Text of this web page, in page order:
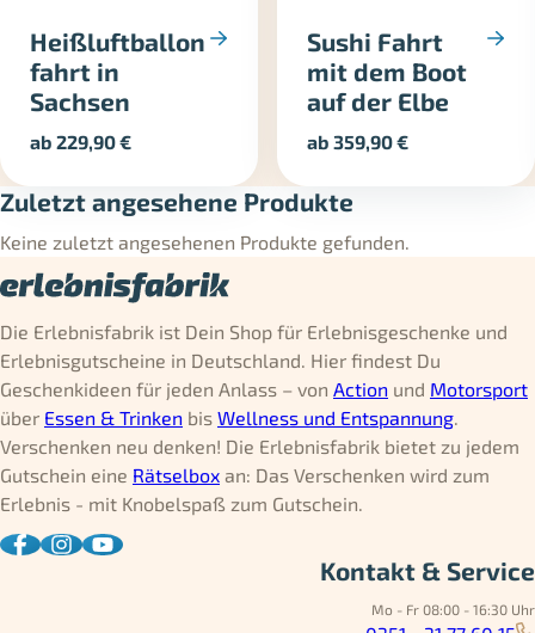
Heißluftballon
fahrt in
Sachsen
ab229,90€
Sushi Fahrt
mit dem Boot
auf der Elbe
ab359,90€
Zuletzt angesehene Produkte
Keine zuletzt angesehenen Produkte gefunden.
Die Erlebnisfabrik ist Dein Shop für Erlebnisgeschenke und
Erlebnisgutscheine in Deutschland. Hier findest Du
Geschenkideen für jeden Anlass – von Action und Motorsport
über Essen & Trinken bis Wellness und Entspannung.
Verschenken neu denken! Die Erlebnisfabrik bietet zu jedem
Gutschein eine Rätselbox an: Das Verschenken wird zum
Erlebnis - mit Knobelspaß zum Gutschein.
Kontakt & Service
Mo - Fr 08:00 - 16:30 Uhr